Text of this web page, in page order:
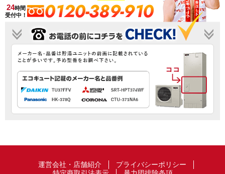
24時間
受付中！
0120-389-910
運営会社・店舗紹介
プライバシーポリシー